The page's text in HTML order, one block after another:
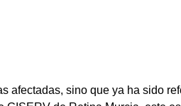
afectadas, sino que ya ha sido